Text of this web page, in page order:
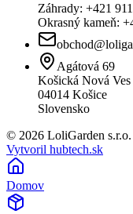
Záhrady: +421
Okrasný kameň:
Agátová 69
Košická Nová Ves
04014 Košice
Slovensko
© 2026 LoliGarden
Vytvoril hubtech.sk
Domov